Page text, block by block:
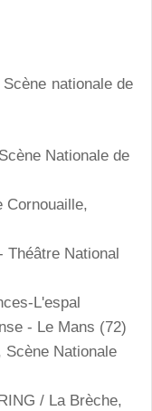
nationale de
Nationale de
Cornouaille,
National
L'espal
- Le Mans (72)
Scène Nationale
/ La Brèche,